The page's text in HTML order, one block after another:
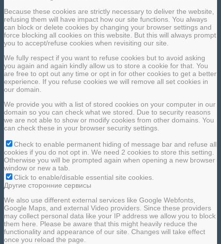
Because these cookies are strictly necessary to deliver the website,
refusing them will have impact how our site functions. You always
can block or delete cookies by changing your browser settings and
force blocking all cookies on this website. But this will always prompt
you to accept/refuse cookies when revisiting our site.
We fully respect if you want to refuse cookies but to avoid asking
you again and again kindly allow us to store a cookie for that. You
are free to opt out any time or opt in for other cookies to get a better
experience. If you refuse cookies we will remove all set cookies in
our domain.
We provide you with a list of stored cookies on your computer in our
domain so you can check what we stored. Due to security reasons
we are not able to show or modify cookies from other domains. You
can check these in your browser security settings.
Check to enable permanent hiding of message bar and refuse all
cookies if you do not opt in. We need 2 cookies to store this setting.
Otherwise you will be prompted again when opening a new browser
window or new a tab.
Click to enable/disable essential site cookies.
Другие сторонние сервисы
We also use different external services like Google Webfonts,
Google Maps, and external Video providers. Since these providers
may collect personal data like your IP address we allow you to block
them here. Please be aware that this might heavily reduce the
functionality and appearance of our site. Changes will take effect
once you reload the page.